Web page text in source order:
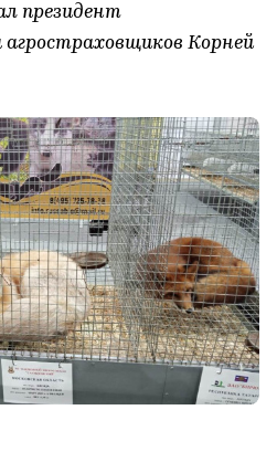
президент
Корней